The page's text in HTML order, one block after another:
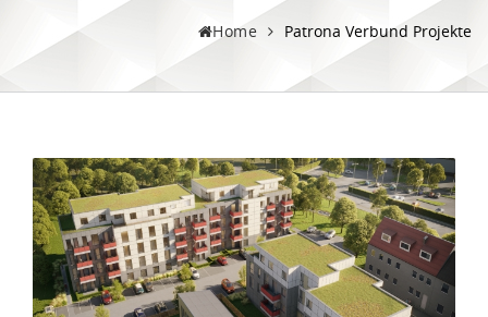
Home Patrona Verbund Projekte